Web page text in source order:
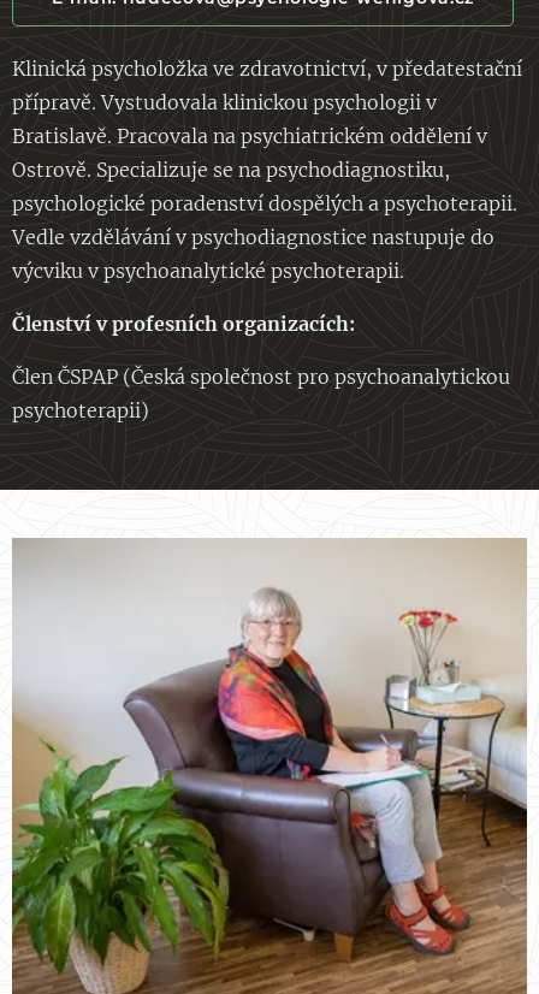
Klinická psycholožka ve zdravotnictví, v předatestační
přípravě. Vystudovala klinickou psychologii v
Bratislavě. Pracovala na psychiatrickém oddělení v
Ostrově. Specializuje se na psychodiagnostiku,
psychologické poradenství dospělých a psychoterapii.
Vedle vzdělávání v psychodiagnostice nastupuje do
výcviku v psychoanalytické psychoterapii.
Členství v profesních organizacích:
Člen ČSPAP (Česká společnost pro psychoanalytickou
psychoterapii)